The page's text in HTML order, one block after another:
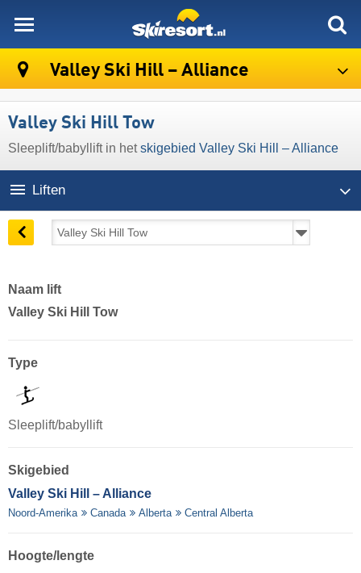
Valley Ski Hill – Alliance
Valley Ski Hill Tow
Sleeplift/babyllift in hetskigebied Valley Ski Hill – Alliance
Liften
Naam lift
Valley Ski Hill Tow
Type
Sleeplift/babyllift
Skigebied
Valley Ski Hill – Alliance
Noord-Amerika Canada Alberta Central Alberta
Hoogte/lengte